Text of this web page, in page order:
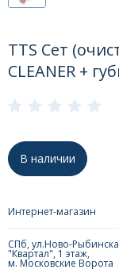
TTS Сет
CLEANER +
В наличии
Интернет-магазин
СПб, ул.Ново-
"Квартал", 1 этаж,
м. Московские Ворота